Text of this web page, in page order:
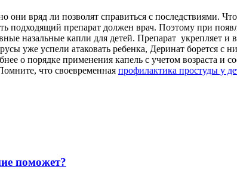
вряд ли позволят справиться с последствиями.
подходящий препарат должен врач. Поэтому при
назальные капли для детей. Препарат укрепляет и
уже успели атаковать ребенка, Деринат борется с
о порядке применения капель с учетом возраста и
что своевременная профилактика простуды у
поможет?